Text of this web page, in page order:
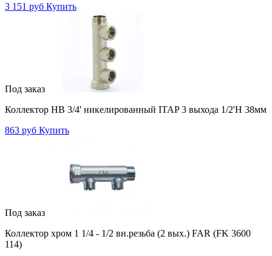
3 151 руб Купить
Под заказ
Коллектор НВ 3/4' никелированный ITAP 3 выхода 1/2'Н 38мм
863 руб Купить
Под заказ
Коллектор хром 1 1/4 - 1/2 вн.резьба (2 вых.) FAR (FK 3600
114)